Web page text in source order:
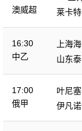
澳威超
莱卡
16:30
中乙
上海
山东
17:00
俄甲
叶尼塞
伊凡